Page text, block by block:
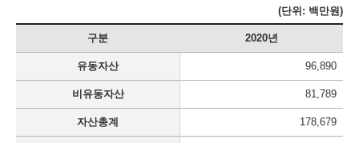
(단위: 백만원)
구분 2020년
유동자산 96,890
비유동자산 81,789
자산총계 178,679